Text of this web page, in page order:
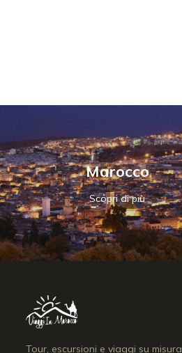
Marocco
Scopri di più
Tour, escursioni e viaggi su misura